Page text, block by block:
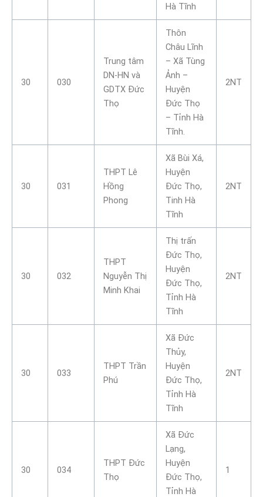
Hà Tĩnh
30 030
Trung tâm
DN-HN và
GDTX Đức
Thọ
Thôn
Châu Lĩnh
– Xã Tùng
Ảnh –
Huyện
Đức Thọ
– Tỉnh Hà
Tĩnh.
2NT
30 031
THPT Lê
Hồng
Phong
Xã Bùi Xá,
Huyện
Đức Thọ,
Tinh Hà
Tĩnh
2NT
30 032
THPT
Nguyễn Thị
Minh Khai
Thị trấn
Đức Thọ,
Huyện
Đức Thọ,
Tỉnh Hà
Tĩnh
2NT
30 033
THPT Trần
Phú
Xã Đức
Thủy,
Huyện
Đức Thọ,
Tỉnh Hà
Tĩnh
2NT
30 034
THPT Đức
Thọ
Xã Đức
Lạng,
Huyện
Đức Thọ,
Tỉnh Hà
1